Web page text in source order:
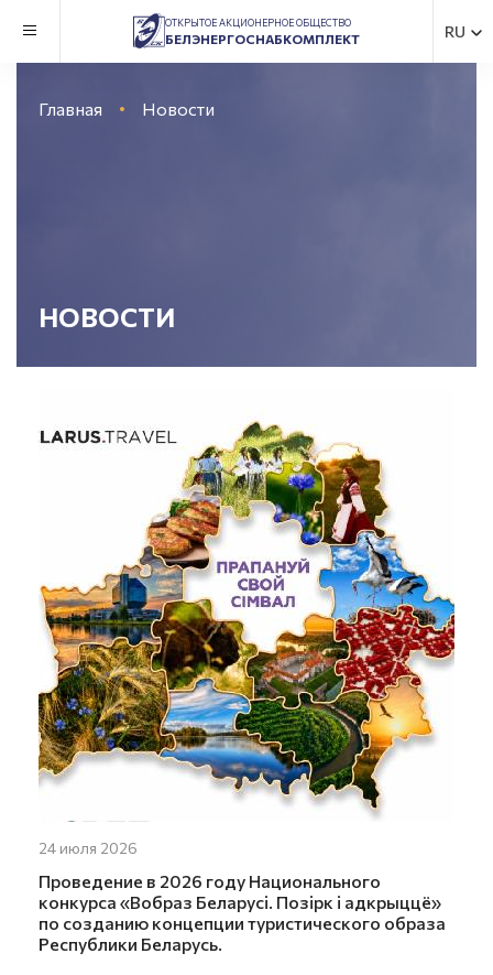
ОТКРЫТОЕ АКЦИОНЕРНОЕ ОБЩЕСТВО
БЕЛЭНЕРГОСНАБКОМПЛЕКТ RU
Главная Новости
НОВОСТИ
24 июля 2026
Проведение в 2026 году Национального
конкурса «Вобраз Беларусi. Позiрк i адкрыццё»
по созданию концепции туристического образа
Республики Беларусь.